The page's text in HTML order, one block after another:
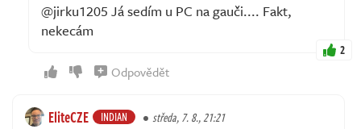
@jirku1205 Já sedím u PC na gauči.... Fakt,
nekecám
2
Odpovědět
EliteCZE INDIAN středa, 7. 8., 21:21